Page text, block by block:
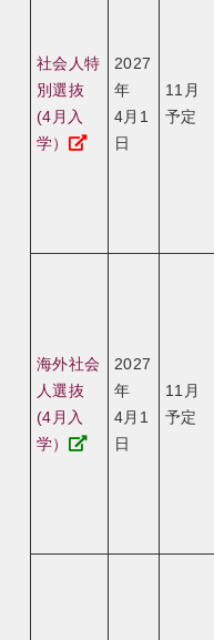
社会人特
別選抜
(4月入
学）
2027
年
4月1
日
11月
予定
海外社会
人選抜
(4月入
学）
2027
年
4月1
日
11月
予定